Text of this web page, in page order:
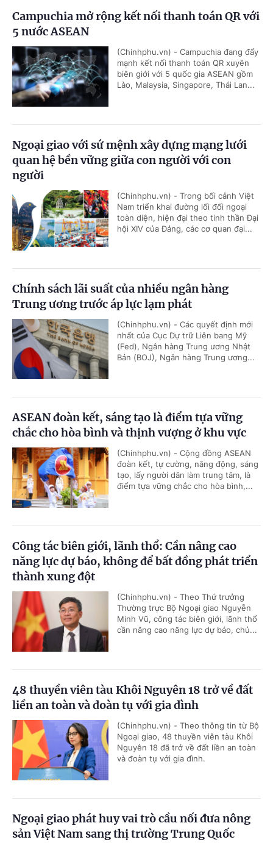
Campuchia mở rộng kết nối thanh toán QR với
5 nước ASEAN
(Chinhphu.vn) - Campuchia đang đẩy
mạnh kết nối thanh toán QR xuyên
biên giới với 5 quốc gia ASEAN gồm
Lào, Malaysia, Singapore, Thái Lan...
Ngoại giao với sứ mệnh xây dựng mạng lưới
quan hệ bền vững giữa con người với con
người
(Chinhphu.vn) - Trong bối cảnh Việt
Nam triển khai đường lối đối ngoại
toàn diện, hiện đại theo tinh thần Đại
hội XIV của Đảng, các cơ quan đại...
Chính sách lãi suất của nhiều ngân hàng
Trung ương trước áp lực lạm phát
(Chinhphu.vn) - Các quyết định mới
nhất của Cục Dự trữ Liên bang Mỹ
(Fed), Ngân hàng Trung ương Nhật
Bản (BOJ), Ngân hàng Trung ương...
ASEAN đoàn kết, sáng tạo là điểm tựa vững
chắc cho hòa bình và thịnh vượng ở khu vực
(Chinhphu.vn) - Cộng đồng ASEAN
đoàn kết, tự cường, năng động, sáng
tạo, lấy người dân làm trung tâm, là
điểm tựa vững chắc cho hòa bình,...
Công tác biên giới, lãnh thổ: Cần nâng cao
năng lực dự báo, không để bất đồng phát triển
thành xung đột
(Chinhphu.vn) - Theo Thứ trưởng
Thường trực Bộ Ngoại giao Nguyễn
Minh Vũ, công tác biên giới, lãnh thổ
cần nâng cao năng lực dự báo, chủ...
48 thuyền viên tàu Khôi Nguyên 18 trở về đất
liền an toàn và đoàn tụ với gia đình
(Chinhphu.vn) - Theo thông tin từ Bộ
Ngoại giao, 48 thuyền viên tàu Khôi
Nguyên 18 đã trở về đất liền an toàn
và đoàn tụ với gia đình.
Ngoại giao phát huy vai trò cầu nối đưa nông
sản Việt Nam sang thị trường Trung Quốc